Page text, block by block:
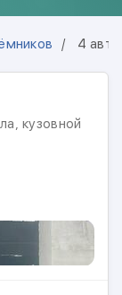
4
кузовной